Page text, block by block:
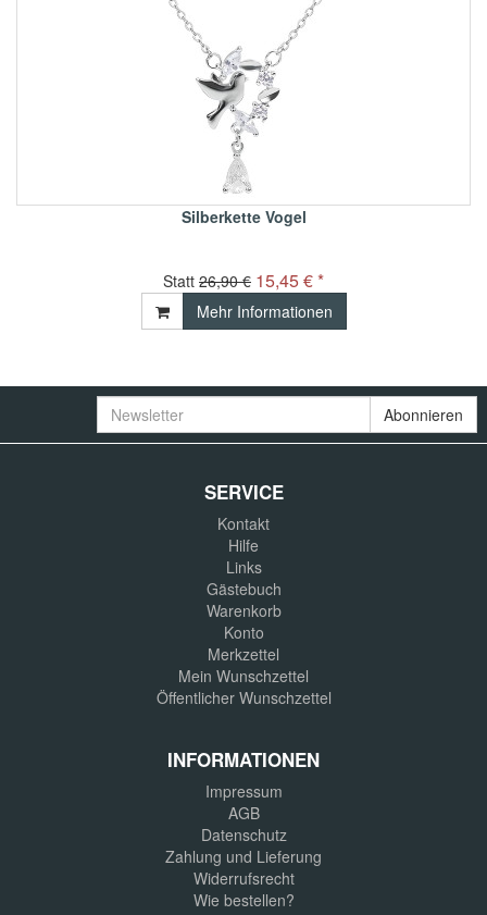
Silberkette Vogel
Statt 26,90 € 15,45 € *
Mehr Informationen
Newsletter Abonnieren
SERVICE
Kontakt
Hilfe
Links
Gästebuch
Warenkorb
Konto
Merkzettel
Mein Wunschzettel
Öffentlicher Wunschzettel
INFORMATIONEN
Impressum
AGB
Datenschutz
Zahlung und Lieferung
Widerrufsrecht
Wie bestellen?